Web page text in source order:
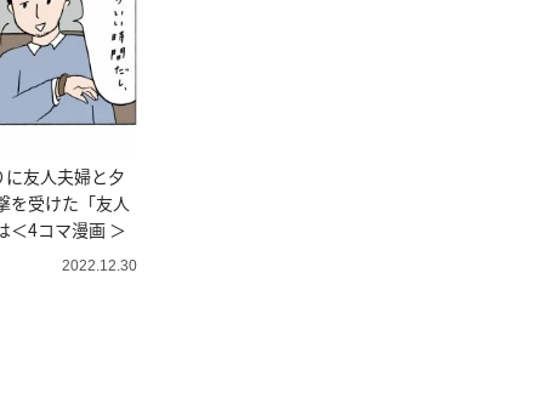
に友人夫婦と夕
を受けた「友人
＜4コマ漫画 ＞
2022.12.30